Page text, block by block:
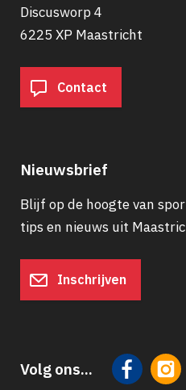
Discusworp 4
6225 XP Maastricht
Contact
Nieuwsbrief
Blijf op de hoogte van
tips en nieuws uit
Inschrijven
Volg ons...